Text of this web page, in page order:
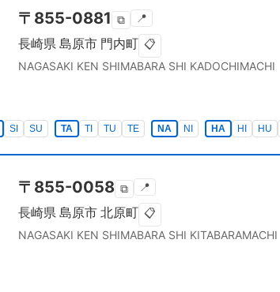
〒 855-0881 ⧉ 📍
長崎県 島原市 門内町 📋
NAGASAKI KEN SHIMABARA SHI KADOCHIMACHI
SI SU TA TI TU TE NA NI HA HI HU
〒 855-0058 ⧉ 📍
長崎県 島原市 北原町 📋
NAGASAKI KEN SHIMABARA SHI KITABARAMACHI